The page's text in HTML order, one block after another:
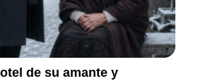
de su amante y